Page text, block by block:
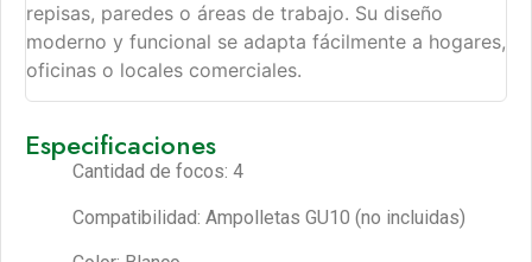
repisas, paredes o áreas de trabajo. Su diseño
moderno y funcional se adapta fácilmente a hogares,
oficinas o locales comerciales.
Especificaciones
Cantidad de focos: 4
Compatibilidad: Ampolletas GU10 (no incluidas)